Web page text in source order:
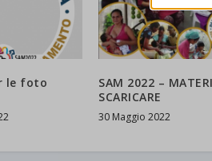
le foto
SAM 2022 –
SCARICARE
30 Maggio 2022
wp-
_ga
_ga_*
Altri